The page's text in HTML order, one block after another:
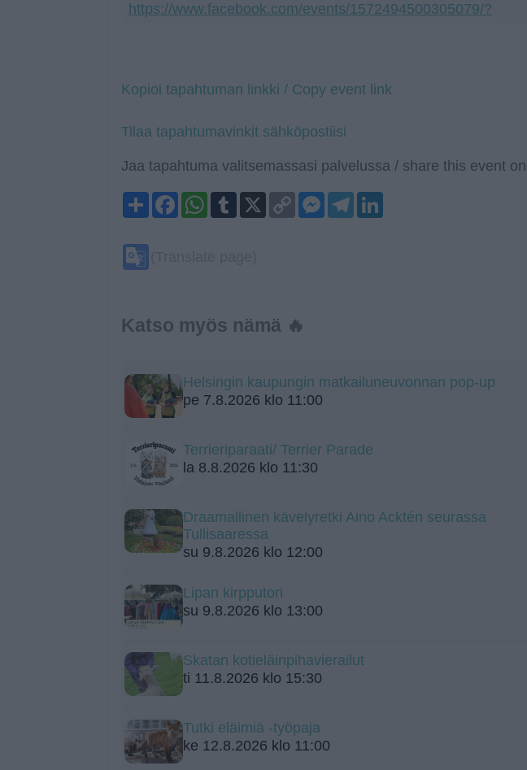
https://www.facebook.com/events/1572494500305079/?
Kopioi tapahtuman linkki / Copy event link
Tilaa tapahtumavinkit sähköpostiisi
Jaa tapahtuma valitsemassasi palvelussa / share this event
ShareFacebook
WhatsApp
Tumblr
Copy
Link
Messenger
Telegram
Katso myös nämä 🔥
Helsingin kaupungin matkailuneuvonnan pop-up
pe 7.8.2026 klo 11:00
Terrieriparaati/ Terrier Parade
la 8.8.2026 klo 11:30
Draamallinen kävelyretki Aino Acktén seurassa
Tullisaaressa
su 9.8.2026 klo 12:00
Lipan kirpputori
su 9.8.2026 klo 13:00
Skatan kotieläinpihavierailut
ti 11.8.2026 klo 15:30
Tutki eläimiä -työpaja
ke 12.8.2026 klo 11:00